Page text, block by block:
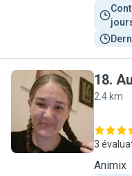
A
18.
2.4 km
3
Animix